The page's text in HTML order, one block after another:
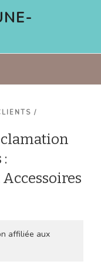
/
affiliée aux